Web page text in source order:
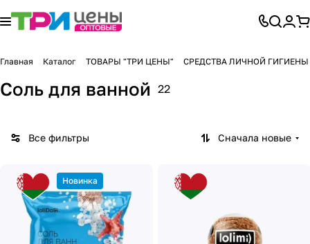
Главная Каталог ТОВАРЫ "ТРИ ЦЕНЫ" СРЕДСТВА ЛИЧНОЙ ГИГИЕНЫ
Соль для ванной 22
Все фильтры Сначала новые
Новинка